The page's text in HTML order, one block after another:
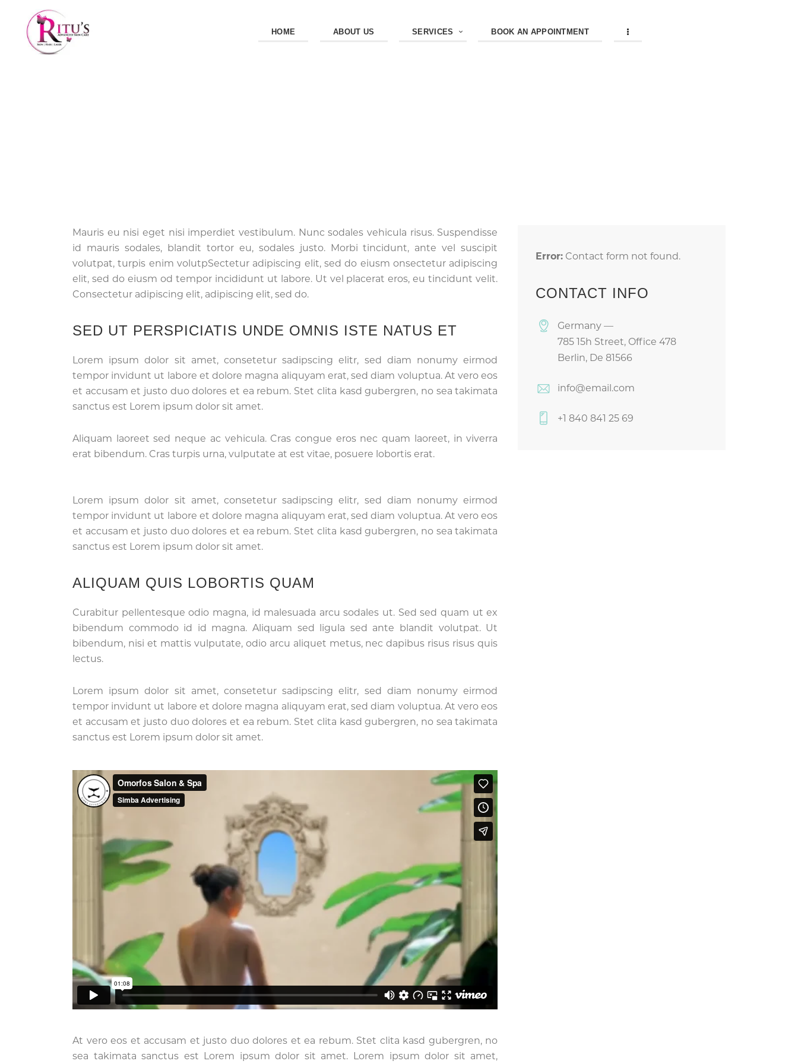
HOME ABOUT US SERVICES BOOK AN APPOINTMENT
Mauris eu nisi eget nisi imperdiet vestibulum. Nunc sodales vehicula risus. Suspendisse
id mauris sodales, blandit tortor eu, sodales justo. Morbi tincidunt, ante vel suscipit
volutpat, turpis enim volutpSectetur adipiscing elit, sed do eiusm onsectetur adipiscing
elit, sed do eiusm od tempor incididunt ut labore. Ut vel placerat eros, eu tincidunt velit.
Consectetur adipiscing elit, adipiscing elit, sed do.
SED UT PERSPICIATIS UNDE OMNIS ISTE NATUS ET
Lorem ipsum dolor sit amet, consetetur sadipscing elitr, sed diam nonumy eirmod
tempor invidunt ut labore et dolore magna aliquyam erat, sed diam voluptua. At vero eos
et accusam et justo duo dolores et ea rebum. Stet clita kasd gubergren, no sea takimata
sanctus est Lorem ipsum dolor sit amet.
Aliquam laoreet sed neque ac vehicula. Cras congue eros nec quam laoreet, in viverra
erat bibendum. Cras turpis urna, vulputate at est vitae, posuere lobortis erat.
Lorem ipsum dolor sit amet, consetetur sadipscing elitr, sed diam nonumy eirmod
tempor invidunt ut labore et dolore magna aliquyam erat, sed diam voluptua. At vero eos
et accusam et justo duo dolores et ea rebum. Stet clita kasd gubergren, no sea takimata
sanctus est Lorem ipsum dolor sit amet.
ALIQUAM QUIS LOBORTIS QUAM
Curabitur pellentesque odio magna, id malesuada arcu sodales ut. Sed sed quam ut ex
bibendum commodo id id magna. Aliquam sed ligula sed ante blandit volutpat. Ut
bibendum, nisi et mattis vulputate, odio arcu aliquet metus, nec dapibus risus risus quis
lectus.
Lorem ipsum dolor sit amet, consetetur sadipscing elitr, sed diam nonumy eirmod
tempor invidunt ut labore et dolore magna aliquyam erat, sed diam voluptua. At vero eos
et accusam et justo duo dolores et ea rebum. Stet clita kasd gubergren, no sea takimata
sanctus est Lorem ipsum dolor sit amet.
At vero eos et accusam et justo duo dolores et ea rebum. Stet clita kasd gubergren, no
sea takimata sanctus est Lorem ipsum dolor sit amet. Lorem ipsum dolor sit amet,
Error: Contact form not found.
CONTACT INFO
Germany —
785 15h Street, Office 478
Berlin, De 81566
info@email.com
+1 840 841 25 69